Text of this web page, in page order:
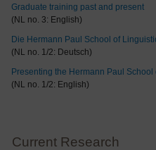
Graduate training past and present
(NL no. 3: English)
Die Hermann Paul School of
(NL no. 1/2: Deutsch)
Presenting the Hermann Paul School
(NL no. 1/2: English)
Current Research